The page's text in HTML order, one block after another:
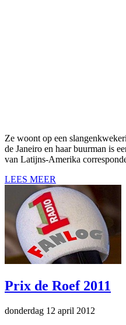
Ze woont op een
de Janeiro en haar buurman is
van Latijns-Amerika
LEES MEER
Prix de Roef 2011
donderdag 12 april 2012